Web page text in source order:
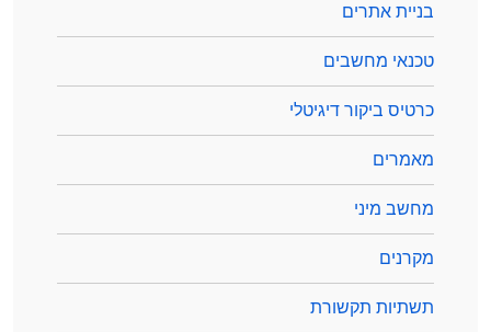
בניית אתרים
טכנאי מחשבים
כרטיס ביקור דיגיטלי
מאמרים
מחשב מיני
מקרנים
תשתיות תקשורת